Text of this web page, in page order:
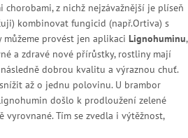
z nichž nejzávažnější je plíseň
kombinovat fungicid (např.Ortiva) s
provést jen aplikaci Lignohuminu,
a zdravé nové přírůstky, rostliny mají
dobrou kvalitu a výraznou chuť.
až o jednu polovinu. U brambor
došlo k prodloužení zelené
Tím se zvedla i výtěžnost,